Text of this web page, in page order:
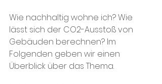
Wie nachhaltig wohne ich? Wie
lässt sich der CO2-Ausstoß von
Gebäuden berechnen? Im
Folgenden geben wir einen
Überblick über das Thema.